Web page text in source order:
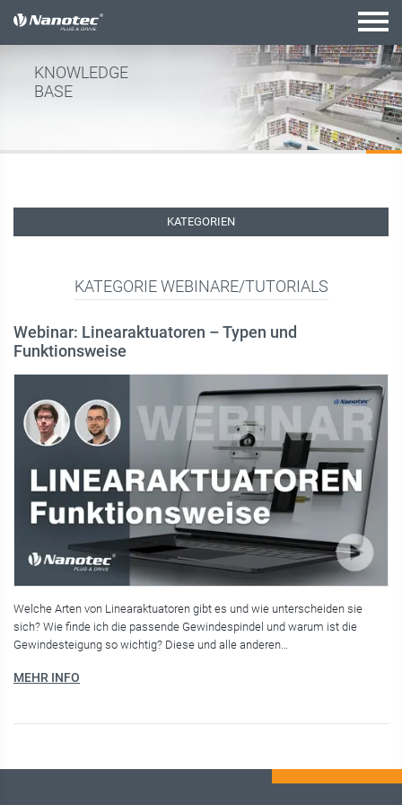
Aktive Kombination
KNOWLEDGE
BASE
KATEGORIEN
KATEGORIE WEBINARE/TUTORIALS
Webinar: Linearaktuatoren – Typen und
Funktionsweise
Welche Arten von Linearaktuatoren gibt es und wie unterscheiden sie
sich? Wie finde ich die passende Gewindespindel und warum ist die
Gewindesteigung so wichtig? Diese und alle anderen…
MEHR INFO